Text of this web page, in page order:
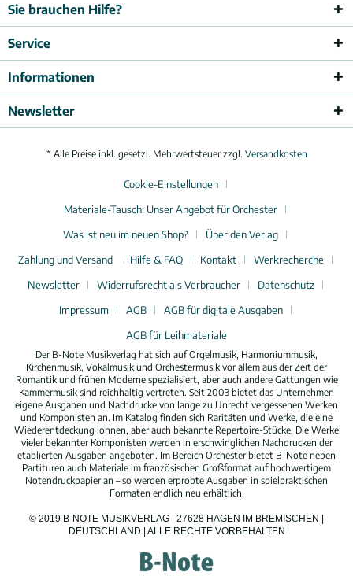
Sie brauchen Hilfe?
Service
Informationen
Newsletter
* Alle Preise inkl. gesetzl. Mehrwertsteuer zzgl. Versandkosten
Cookie-Einstellungen
Materiale-Tausch: Unser Angebot für Orchester
Was ist neu im neuen Shop?
Über den Verlag
Zahlung und Versand
Hilfe & FAQ Kontakt
Werkrecherche
Newsletter
Widerrufsrecht als Verbraucher
Datenschutz
Impressum
AGB
AGB für digitale Ausgaben
AGB für Leihmateriale
Der B-Note Musikverlag hat sich auf Orgelmusik, Harmoniummusik,
Kirchenmusik, Vokalmusik und Orchestermusik vor allem aus der Zeit der
Romantik und frühen Moderne spezialisiert, aber auch andere Gattungen wie
Kammermusik sind reichhaltig vertreten. Seit 2003 bietet das Unternehmen
eigene Ausgaben und Nachdrucke von lange zu Unrecht vergessenen Werken
und Komponisten an. Im Katalog finden sich Raritäten und Werke, die eine
Wiederentdeckung lohnen, aber auch bekannte Repertoire-Stücke. Die Werke
vieler bekannter Komponisten werden in erschwinglichen Nachdrucken der
etablierten Ausgaben angeboten. Im Bereich Orchester bietet B-Note neben
Partituren auch Materiale im französischen Großformat auf hochwertigem
Notendruckpapier an – so werden erprobte Ausgaben in spielpraktischen
Formaten endlich neu erhältlich.
© 2019 B-NOTE MUSIKVERLAG | 27628 HAGEN IM BREMISCHEN |
DEUTSCHLAND | ALLE RECHTE VORBEHALTEN